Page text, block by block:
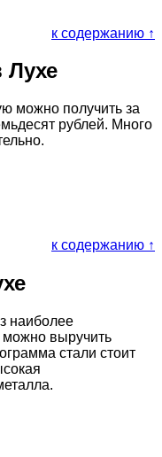
к содержанию ↑
Лухе
можно получить за
рублей. Много
к содержанию ↑
наиболее
можно выручить
стали стоит